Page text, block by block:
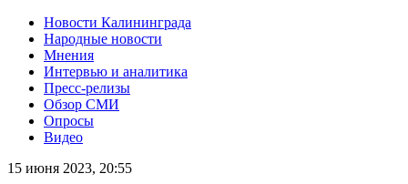
Новости Калининграда
Народные новости
Мнения
Интервью и аналитика
Пресс-релизы
Обзор СМИ
Опросы
Видео
15 июня 2023, 20:55